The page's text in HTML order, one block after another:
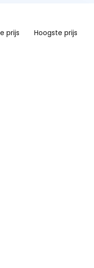
prijs Hoogste prijs